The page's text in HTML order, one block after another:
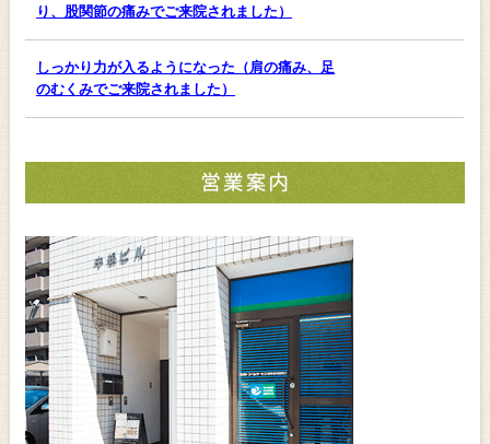
り、股関節の痛みでご来院されました）
しっかり力が入るようになった（肩の痛み、足
のむくみでご来院されました）